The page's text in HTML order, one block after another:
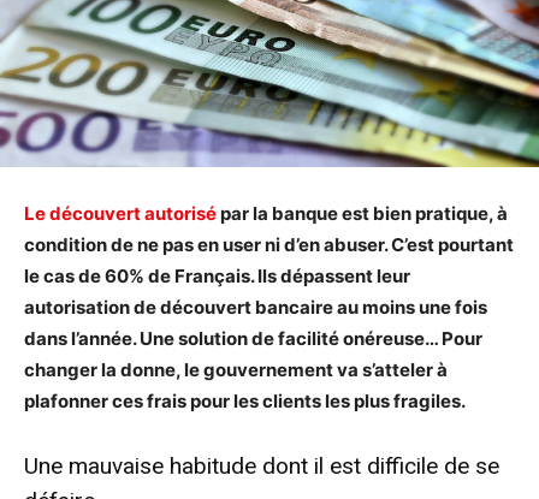
Le découvert autorisépar la banque est bien pratique, à
condition de ne pas en user ni d’en abuser. C’est pourtant
le cas de 60% de Français. Ils dépassent leur
autorisation de découvert bancaire au moins une fois
dans l’année. Une solution de facilité onéreuse… Pour
changer la donne, le gouvernement va s’atteler à
plafonner ces frais pour les clients les plus fragiles.
Une mauvaise habitude dont il est difficile de se